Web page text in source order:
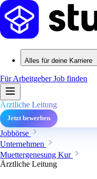
Alles für deine Karriere
Für ArbeitgeberJob finden
Ärztliche Leitung
Jetzt bewerben
Jobbörse
Unternehmen
Muettergenesung Kur
Ärztliche Leitung